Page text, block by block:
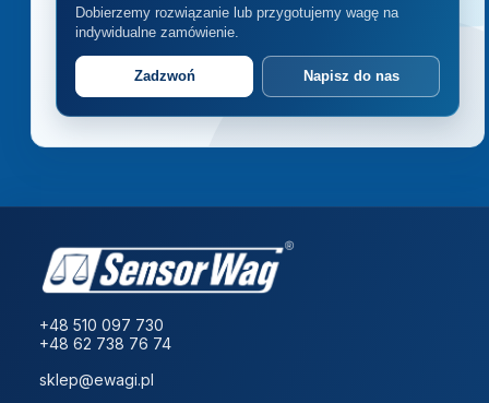
Dobierzemy rozwiązanie lub przygotujemy wagę na
indywidualne zamówienie.
Zadzwoń Napisz do nas
+48 510 097 730
+48 62 738 76 74
sklep@ewagi.pl